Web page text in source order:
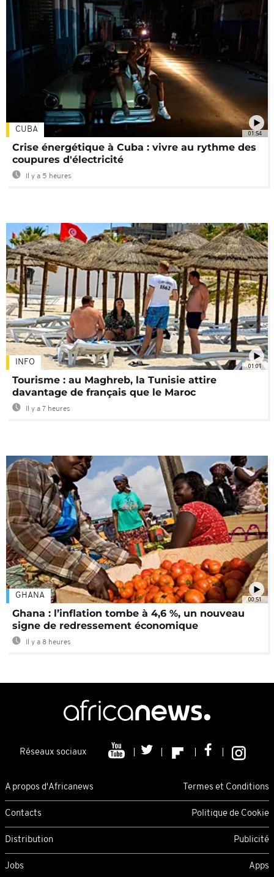
01:54
CUBA
Crise énergétique à Cuba : vivre au rythme des
coupures d'électricité
Il y a 5 heures
01:01
INFO
Tourisme : au Maghreb, la Tunisie attire
davantage de français que le Maroc
Il y a 7 heures
00:51
GHANA
Ghana : l’inflation tombe à 4,6 %, un nouveau
signe de redressement économique
Il y a 8 heures
Réseaux sociaux
A propos d'Africanews Termes et Conditions
Contacts Politique de Cookie
Distribution Publicité
Jobs Apps